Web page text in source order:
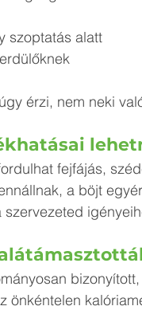
szoptatás alatt
úgy érzi, nem neki
fejfájás,
a böjt
önkéntelen